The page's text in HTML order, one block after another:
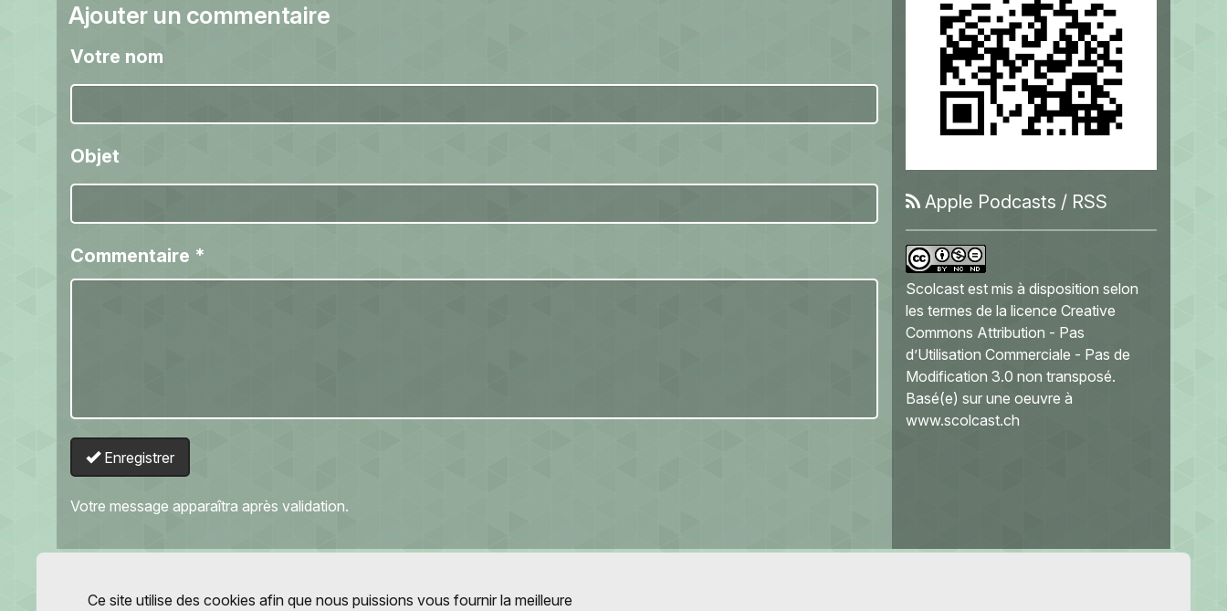
Ajouter un commentaire
Votre nom
Objet
Commentaire *
Enregistrer
Votre message apparaîtra après validation.
Apple Podcasts / RSS
Scolcast est mis à disposition selon
les termes de la licence Creative
Commons Attribution - Pas
d’Utilisation Commerciale - Pas de
Modification 3.0 non transposé.
Basé(e) sur une oeuvre à
www.scolcast.ch
Ce site utilise des cookies afin que nous puissions vous fournir la meilleure